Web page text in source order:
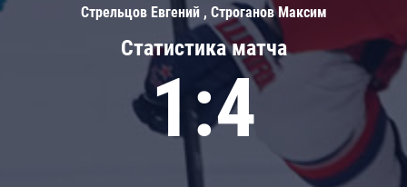
Статистика матча
1:4
Стрельцов Евгений , Строганов Максим